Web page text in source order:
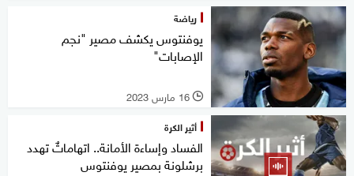
رياضة
يوفنتوس يكشف مصير "نجم
الإصابات"
l 16 مارس 2023
أثير الكرة
الفساد وإساءة الأمانة.. اتهاماتٌ تهدد
برشلونة بمصير يوفنتوس